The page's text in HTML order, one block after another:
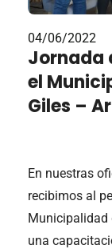
04/06/2022
Jornada
el
Giles –
En nuestras
recibimos al
Municipalidad
una